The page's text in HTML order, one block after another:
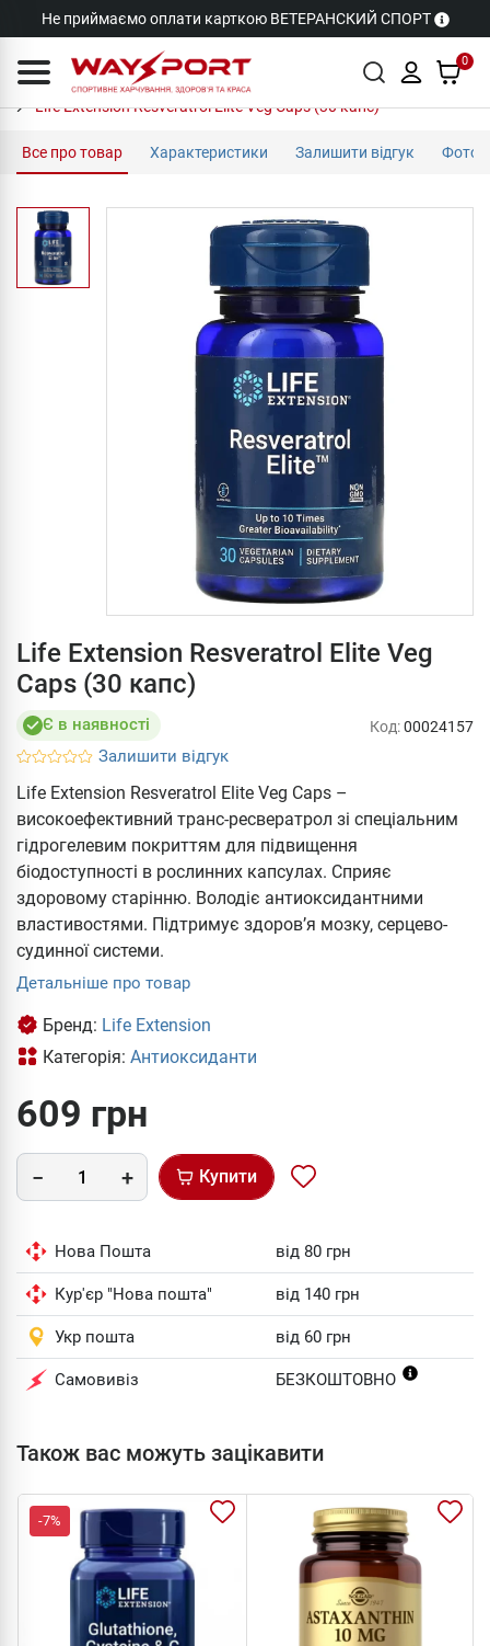
Не приймаємо оплати карткою ВЕТЕРАНСКИЙ СПОРТ
0
Life Extension Resveratrol Elite Veg Caps (30 капс)
Все про товар Характеристики Залишити відгук Фото
Life Extension Resveratrol Elite Veg
Caps (30 капс)
Є в наявності
Залишити відгук
Код:00024157
Life Extension Resveratrol Elite Veg Caps –
високоефективний транс-ресвератрол зі спеціальним
гідрогелевим покриттям для підвищення
біодоступності в рослинних капсулах. Сприяє
здоровому старінню. Володіє антиоксидантними
властивостями. Підтримує здоров’я мозку, серцево-
судинної системи.
Детальніше про товар
Бренд: Life Extension
Категорія: Антиоксиданти
609 грн
Купити
Нова Пошта від 80 грн
Кур'єр "Нова пошта" від 140 грн
Укр пошта від 60 грн
Самовивіз БЕЗКОШТОВНО
Також вас можуть зацікавити
-7%